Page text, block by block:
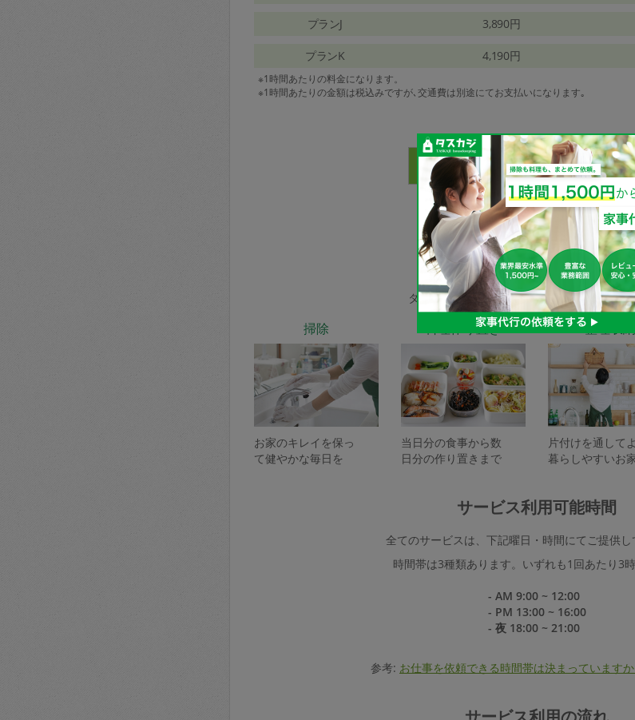
プランJ 3,890円
プランK 4,190円
※1時間あたりの料金になります。
※1時間あたりの金額は税込みですが､交通費は別途にてお支払いになります｡
家事代行サービスの種類
タスカジで依頼できるサービスは下記となり
掃除
お家のキレイを保っ
て健やかな毎日を
料理作り置き
当日分の食事から数
日分の作り置きまで
整理収納
片付けを通して
暮らしやすいお
サービス利用可能時間
全てのサービスは、下記曜日・時間にてご提供し
時間帯は3種類あります。いずれも1回あたり3時
- AM 9:00 ~ 12:00
- PM 13:00 ~ 16:00
- 夜 18:00 ~ 21:00
参考: お仕事を依頼できる時間帯は決まっています